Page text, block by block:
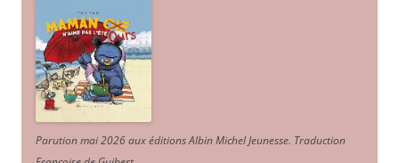
Parution mai 2026 aux éditions Albin Michel Jeunesse. Traduction